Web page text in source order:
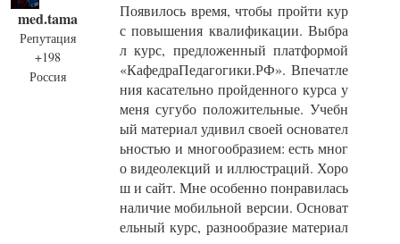
med.tama
Репутация
+198
Россия
Появилось время, чтобы пройти кур
с повышения квалификации. Выбра
л курс, предложенный платформой
«КафедраПедагогики.РФ». Впечатле
ния касательно пройденного курса у
меня сугубо положительные. Учебн
ый материал удивил своей основател
ьностью и многообразием: есть мног
о видеолекций и иллюстраций. Хоро
ш и сайт. Мне особенно понравилась
наличие мобильной версии. Основат
ельный курс, разнообразие материал